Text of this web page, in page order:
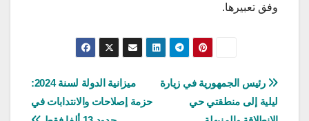
وفق تعبيرها.
تصفّح
المقالات
ميزانية الدولة لسنة 2024:
حزمة إصلاحات والانتدابات في
رئيس الجمهورية في زيارة
ليلية إلى منطقتي حي